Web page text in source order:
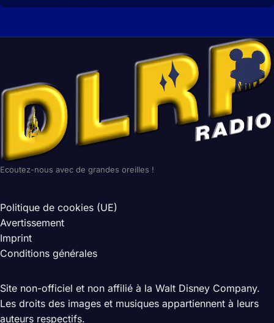
Ecoutez-nous avec de grandes oreilles !
Politique de cookies (UE)
Avertissement
Imprint
Conditions générales
Site non-officiel et non affilié à la Walt Disney Company.
Les droits des images et musiques appartiennent à leurs
auteurs respectifs.